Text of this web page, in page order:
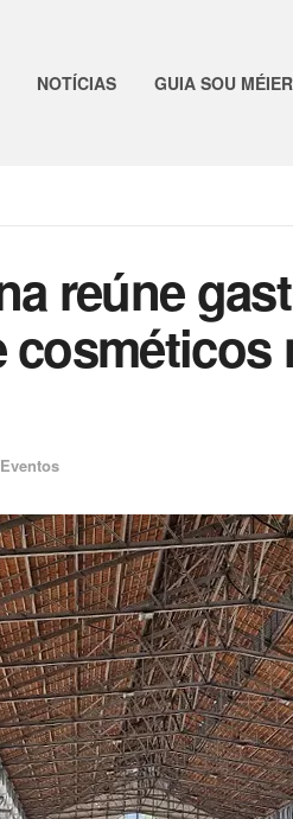
NOTÍCIAS GUIA SOU MÉIER
reúne
Eventos